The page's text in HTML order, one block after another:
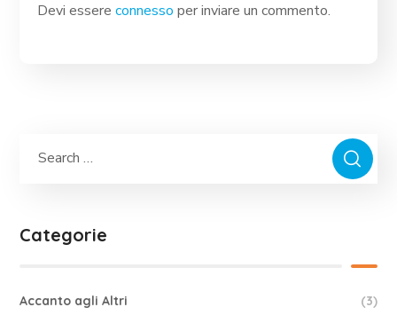
Devi essereconnesso per inviare un commento.
Categorie
Accanto agli Altri (3)